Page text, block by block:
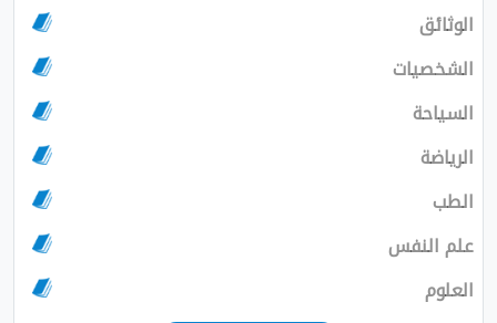
الوثائق
الشخصيات
السياحة
الرياضة
الطب
علم النفس
العلوم